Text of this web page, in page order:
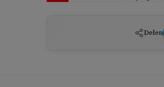
Delen